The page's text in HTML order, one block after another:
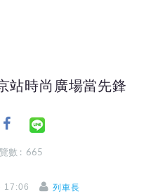
站時尚廣場當先鋒
數 : 665
17:06 列車長